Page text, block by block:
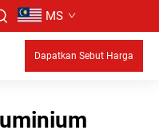
MS
Dapatkan Sebut Harga